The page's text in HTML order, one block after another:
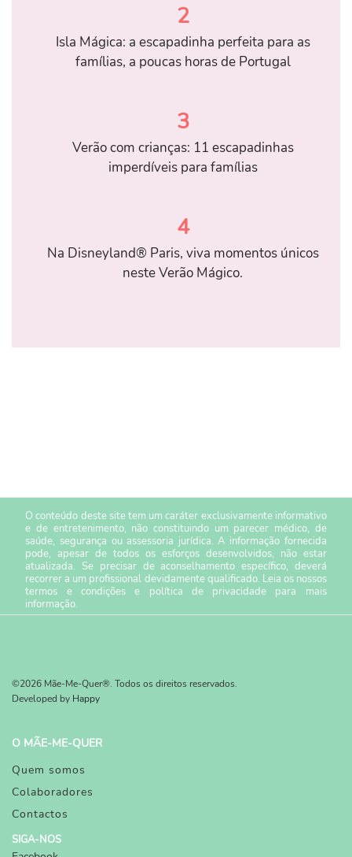
2
Isla Mágica: a escapadinha perfeita para as
famílias, a poucas horas de Portugal
3
Verão com crianças: 11 escapadinhas
imperdíveis para famílias
4
Na Disneyland® Paris, viva momentos únicos
neste Verão Mágico.
O conteúdo deste site tem um caráter exclusivamente informativo
e de entretenimento, não constituindo um parecer médico, de
saúde, segurança ou assessoria jurídica. A informação fornecida
pode, apesar de todos os esforços desenvolvidos, não estar
atualizada. Se precisar de aconselhamento específico, deverá
recorrer a um profissional devidamente qualificado. Leia os nossos
termos e condiçõese política de privacidade para mais
informação.
©2026 Mãe-Me-Quer®. Todos os direitos reservados.
Developed by Happy
O MÃE-ME-QUER
Quem somos
Colaboradores
Contactos
SIGA-NOS